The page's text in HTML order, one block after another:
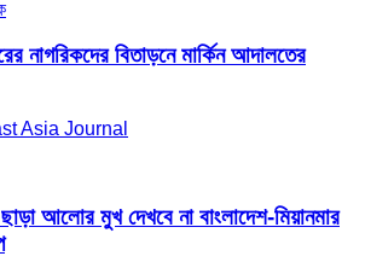
নাগরিকদের বিতাড়নে মার্কিন আদালতের
Asia Journal
আলোর মুখ দেখবে না বাংলাদেশ-মিয়ানমার